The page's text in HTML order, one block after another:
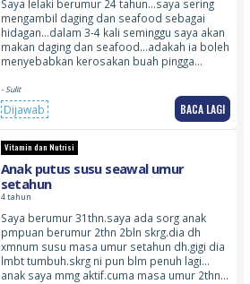
Saya lelaki berumur 24 tahun…saya sering
mengambil daging dan seafood sebagai
hidagan…dalam 3-4 kali seminggu saya akan
makan daging dan seafood…adakah ia boleh
menyebabkan kerosakan buah pingga…
- Sulit
Dijawab BACA LAGI
Vitamin dan Nutrisi
Anak putus susu seawal umur
setahun
4 tahun
Saya berumur 31thn.saya ada sorg anak
pmpuan berumur 2thn 2bln skrg.dia dh
xmnum susu masa umur setahun dh.gigi dia
lmbt tumbuh.skrg ni pun blm penuh lagi…
anak saya mmg aktif.cuma masa umur 2thn…